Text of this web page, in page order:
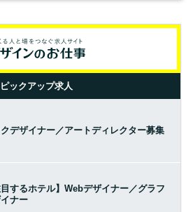
ピックアップ求人
デザイナー／アートディレクター募集
目するホテル】Webデザイナー／グラフ
ナー